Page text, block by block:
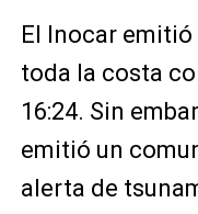
El Inocar
toda la costa
16:24. Sin
emitió un
alerta de